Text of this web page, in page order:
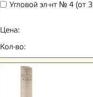
Угловой эл-нт № 4 (от
Цена:
Кол-во: